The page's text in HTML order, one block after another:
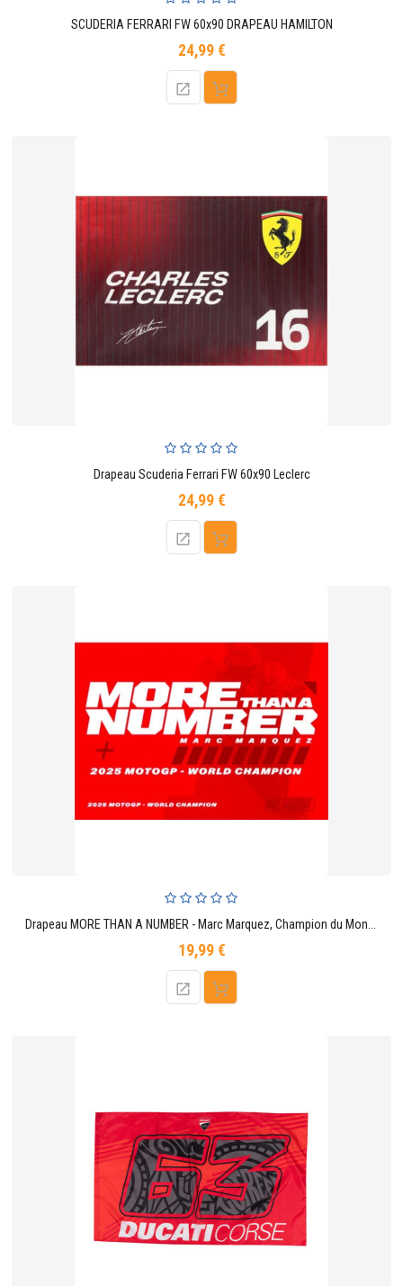
SCUDERIA FERRARI FW 60x90 DRAPEAU HAMILTON
24,99 €Prix
Drapeau Scuderia Ferrari FW 60x90 Leclerc
24,99 €Prix
Drapeau MORE THAN A NUMBER - Marc Marquez, Champion du Monde Moto GP
19,99 €Prix